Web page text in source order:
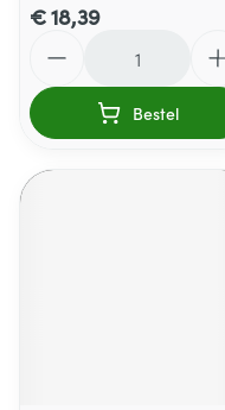
€ 18,39
Bestel